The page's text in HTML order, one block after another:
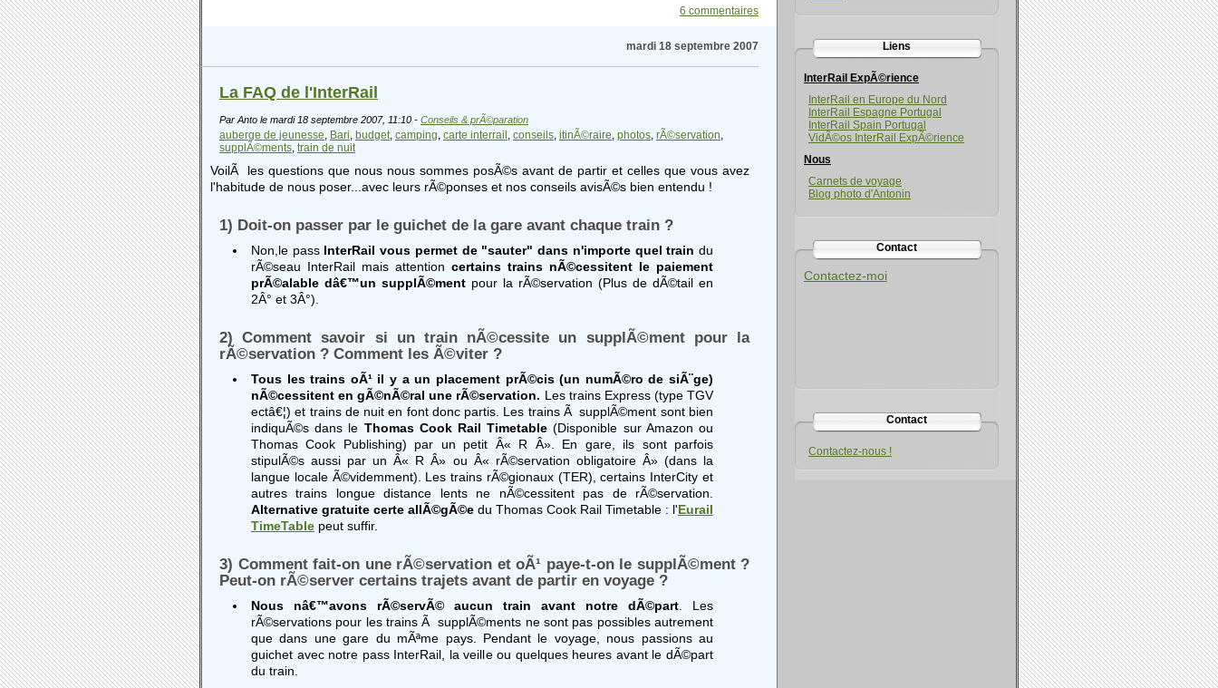
6 commentaires
mardi 18 septembre 2007
La FAQ de l'InterRail
Par Anto le mardi 18 septembre 2007, 11:10 - Conseils & prÃ©paration
auberge de jeunesse Bari budget camping carte interrail conseils itinÃ©raire photos rÃ©servation
supplÃ©ments train de nuit
VoilÃ les questions que nous nous sommes posÃ©s avant de partir et celles que vous avez
l'habitude de nous poser...avec leurs rÃ©ponses et nos conseils avisÃ©s bien entendu !
1) Doit-on passer par le guichet de la gare avant chaque train ?
Non,le pass InterRail vous permet de "sauter" dans n'importe quel train du
rÃ©seau InterRail mais attention certains trains nÃ©cessitent le paiement
prÃ©alable dâ€™un supplÃ©ment pour la rÃ©servation (Plus de dÃ©tail en
2Â° et 3Â°).
2) Comment savoir si un train nÃ©cessite un supplÃ©ment pour la
rÃ©servation ? Comment les Ã©viter ?
Tous les trains oÃ¹ il y a un placement prÃ©cis (un numÃ©ro de siÃ¨ge)
nÃ©cessitent en gÃ©nÃ©ral une rÃ©servation. Les trains Express (type TGV
ectâ€¦) et trains de nuit en font donc partis. Les trains Ã supplÃ©ment sont bien
indiquÃ©s dans le Thomas Cook Rail Timetable(Disponible sur Amazon ou
Thomas Cook Publishing) par un petit Â« R Â». En gare, ils sont parfois
stipulÃ©s aussi par un Â« R Â» ou Â« rÃ©servation obligatoire Â» (dans la
langue locale Ã©videmment). Les trains rÃ©gionaux (TER), certains InterCity et
autres trains longue distance lents ne nÃ©cessitent pas de rÃ©servation.
Alternative gratuite certe allÃ©gÃ©e du Thomas Cook Rail Timetable : l'Eurail
TimeTable peut suffir.
3) Comment fait-on une rÃ©servation et oÃ¹ paye-t-on le supplÃ©ment ?
Peut-on rÃ©server certains trajets avant de partir en voyage ?
Nous nâ€™avons rÃ©servÃ© aucun train avant notre dÃ©part . Les
rÃ©servations pour les trains Ã supplÃ©ments ne sont pas possibles autrement
que dans une gare du mÃªme pays. Pendant le voyage, nous passions au
guichet avec notre pass InterRail, la veille ou quelques heures avant le dÃ©part
du train.
Liens
InterRail ExpÃ©rience
InterRail en Europe du Nord
InterRail Espagne Portugal
InterRail Spain Portugal
VidÃ©os InterRail ExpÃ©rience
Nous
Carnets de voyage
Blog photo d'Antonin
Contact
Contactez-moi
Contact
Contactez-nous !